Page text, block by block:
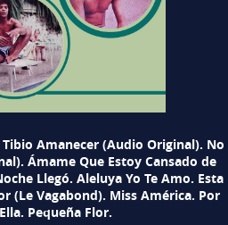
Amanecer (Audio Original). No
Ámame Que Estoy Cansado de
Llegó. Aleluya Yo Te Amo. Esta
(Le Vagabond). Miss América. Por
Pequeña Flor.